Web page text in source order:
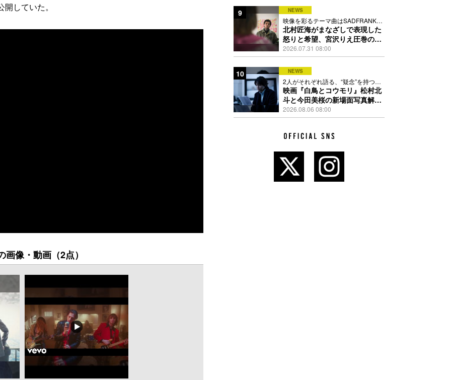
していた。
画像・動画（2点）
9 NEWS
映像を彩るテーマ曲はSADFRANKが
歌う「愛の讃歌」カバー
北村匠海がまなざしで表現した
怒りと希望、宮沢りえ圧巻の演
技が光る『しびれ』90秒予告解
禁
2026.07.31 08:00
10 NEWS
2人がそれぞれ語る、“疑念”を持つこ
との苦しさとは
映画『白鳥とコウモリ』松村北
斗と今田美桜の新場面写真解
禁、事件前後で一変する表情捉
えた全4点
2026.08.06 08:00